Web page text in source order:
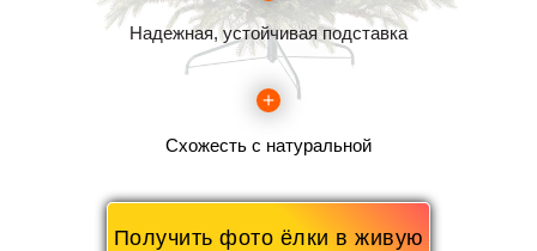
Схожесть с натуральной
Надежная, устойчивая подставка
Получить фото ёлки в живую